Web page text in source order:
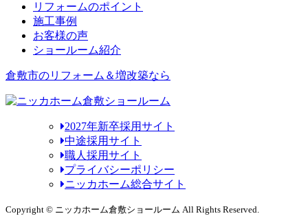
リフォームのポイント
施工事例
お客様の声
ショールーム紹介
倉敷市のリフォーム＆増改築なら
2027年新卒採用サイト
中途採用サイト
職人採用サイト
プライバシーポリシー
ニッカホーム総合サイト
Copyright © ニッカホーム倉敷ショールーム All Rights Reserved.